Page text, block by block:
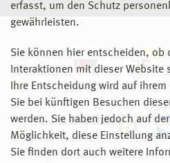
erfasst, um den Schutz
gewährleisten.
Sie können hier entscheiden, ob
Interaktionen mit dieser
Ihre Entscheidung wird auf
Sie bei künftigen Besuchen
werden. Sie haben jedoch auf
Möglichkeit, diese Einstellung
Sie finden dort auch weitere